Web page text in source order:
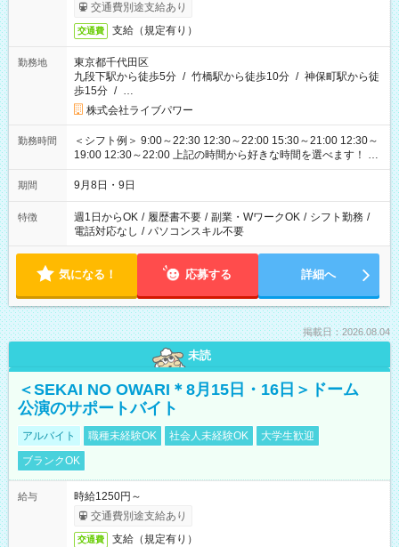
交通費別途支給あり
交通費 支給（規定有り）
勤務地
東京都千代田区
九段下駅から徒歩5分 / 竹橋駅から徒歩10分 / 神保町駅から徒
歩15分 / …
株式会社ライブパワー
勤務時間
＜シフト例＞ 9:00～22:30 12:30～22:00 15:30～21:00 12:30～
19:00 12:30～22:00 上記の時間から好きな時間を選べます！ ※
時間は変更となる可能性があります
期間 9月8日・9日
特徴 週1日からOK / 履歴書不要 / 副業・WワークOK / シフト勤務 /
電話対応なし / パソコンスキル不要
気になる！ 応募する 詳細へ
掲載日：2026.08.04
未読
＜SEKAI NO OWARI＊8月15日・16日＞ドーム
公演のサポートバイト
アルバイト 職種未経験OK 社会人未経験OK
大学生歓迎
ブランクOK
給与
時給1250円～
交通費別途支給あり
交通費 支給（規定有り）